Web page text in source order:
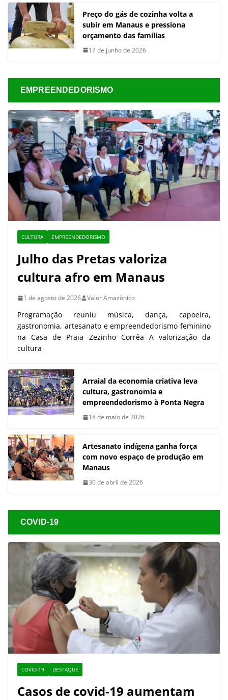
Preço do gás de cozinha volta a
subir em Manaus e pressiona
orçamento das famílias
17 de junho de 2026
EMPREENDEDORISMO
CULTURA EMPREENDEDORISMO
Julho das Pretas valoriza
cultura afro em Manaus
1 de agosto de 2026 Valor Amazônico
Programação reuniu música, dança, capoeira,
gastronomia, artesanato e empreendedorismo feminino
na Casa de Praia Zezinho Corrêa A valorização da
cultura
Arraial da economia criativa leva
cultura, gastronomia e
empreendedorismo à Ponta Negra
18 de maio de 2026
Artesanato indígena ganha força
com novo espaço de produção em
Manaus
30 de abril de 2026
COVID-19
COVID-19 DESTAQUE
Casos de covid-19 aumentam